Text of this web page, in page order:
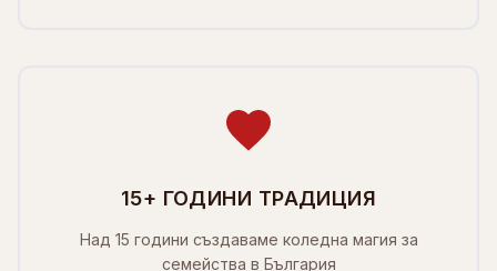
15+ ГОДИНИ ТРАДИЦИЯ
Над 15 години създаваме коледна магия за
семейства в България